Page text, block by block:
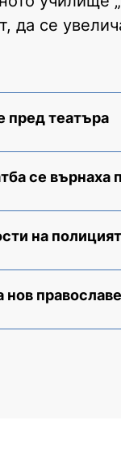
да се
пред театъра
се върнаха
на
нов